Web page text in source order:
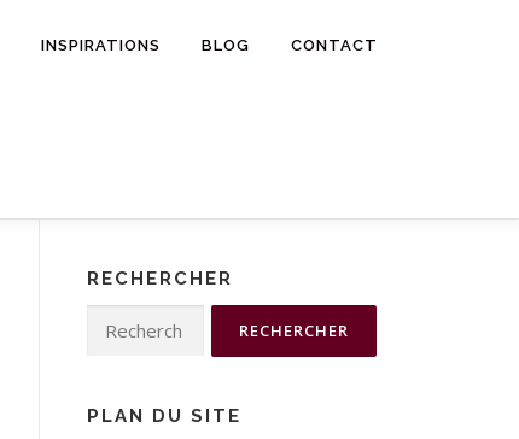
INSPIRATIONS BLOG CONTACT
RECHERCHER
PLAN DU SITE